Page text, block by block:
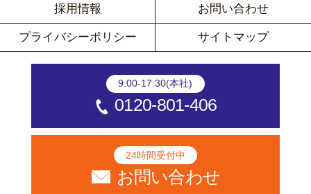
採用情報 お問い合わせ
プライバシーポリシー サイトマップ
9:00-17:30(本社)
0120-801-406
24時間受付中
お問い合わせ